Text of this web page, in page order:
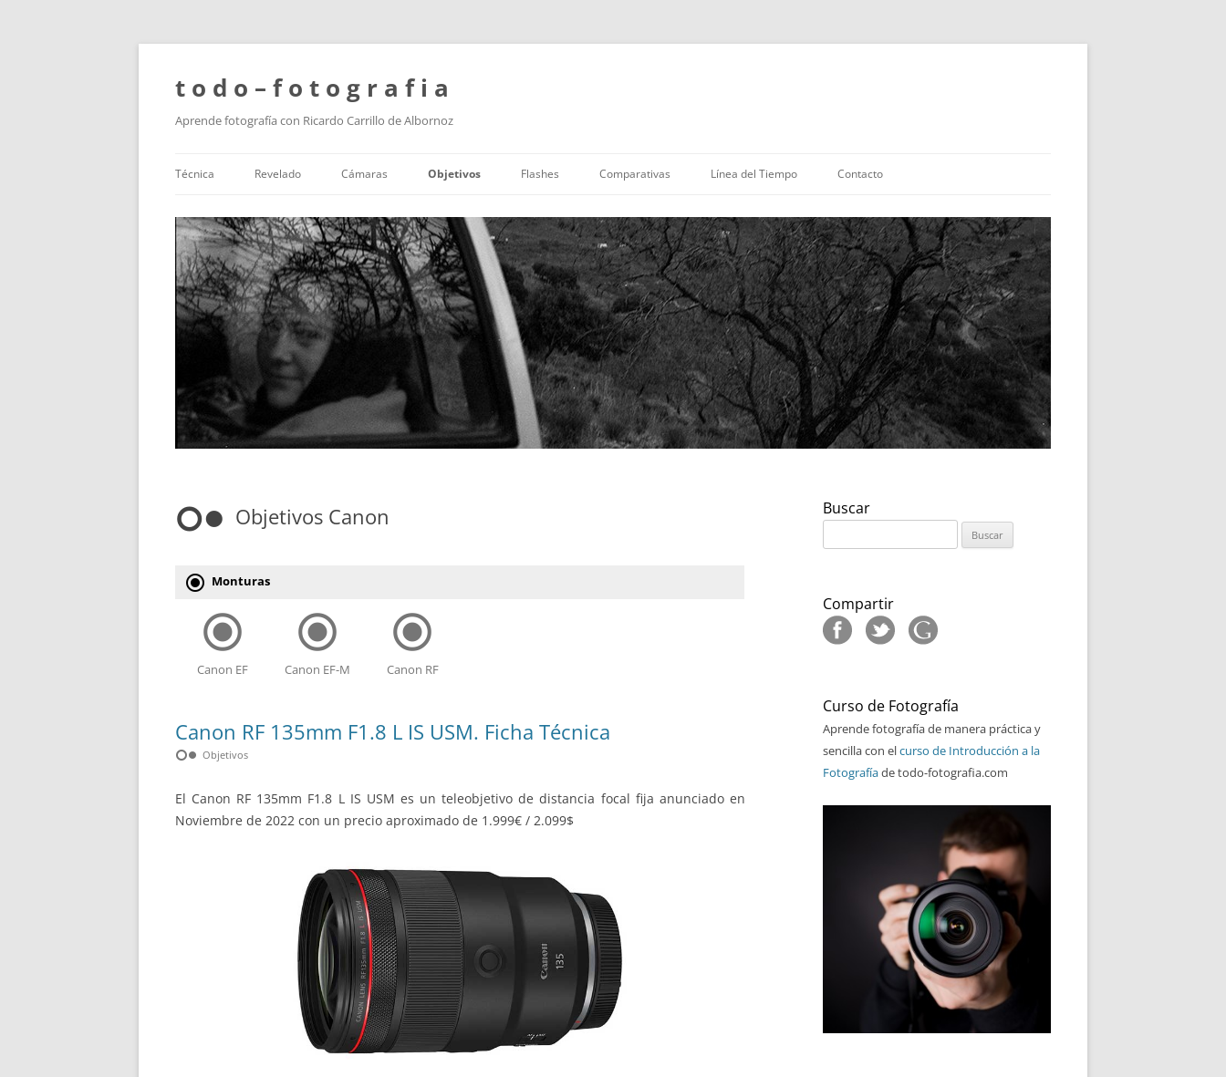
t o d o – f o t o g r a f i a
Aprende fotografía con Ricardo Carrillo de Albornoz
al
contenido
Técnica Revelado Cámaras Objetivos Flashes Comparativas Línea del Tiempo Contacto
hdr_weak Objetivos Canon
radio_button_checked Monturas
radio_button_checked
Canon EF
radio_button_checked
Canon EF-M
radio_button_checked
Canon RF
Canon RF 135mm F1.8 L IS USM. Ficha Técnica
hdr_weak Objetivos
El Canon RF 135mm F1.8 L IS USM es un teleobjetivo de distancia focal fija anunciado en
Noviembre de 2022 con un precio aproximado de 1.999€ / 2.099$
Buscar
Compartir
Curso de Fotografía
Aprende fotografía de manera práctica y
sencilla con elcurso de Introducción a la
Fotografíade todo-fotografia.com